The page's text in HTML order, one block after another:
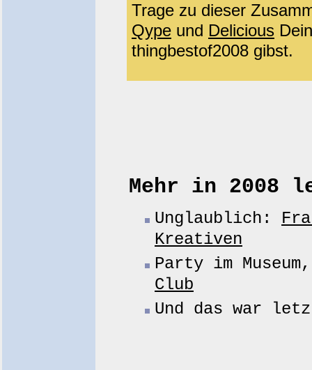
Trage zu dieser
Qype und Delicious
thingbestof2008 gibst.
Mehr in 2008
Unglaublich:
Kreativen
Party im
Club
Und das war